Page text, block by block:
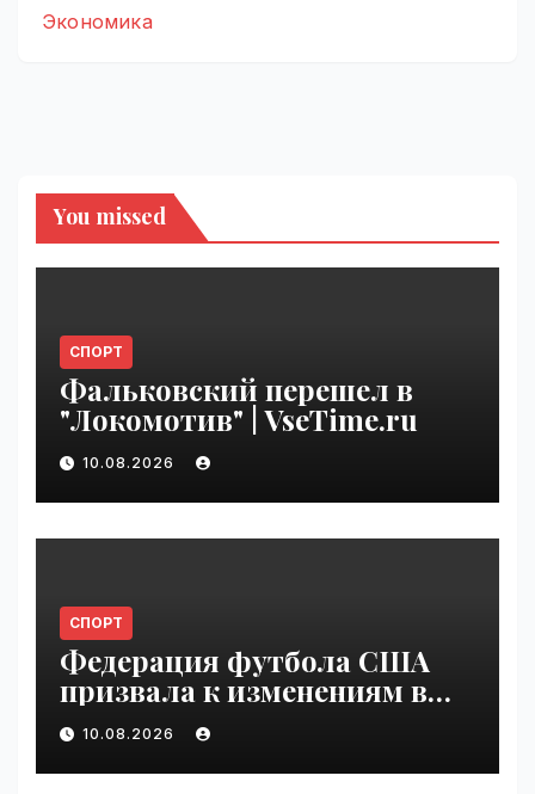
Экономика
You missed
СПОРТ
Фальковский перешел в
"Локомотив" | VseTime.ru
10.08.2026
СПОРТ
Федерация футбола США
призвала к изменениям в
структуре управления
ФИФА | VseTime.ru
10.08.2026